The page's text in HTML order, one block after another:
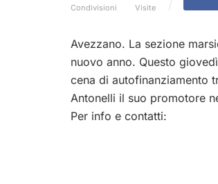
Condivisioni Visite
Avezzano. La sezione
nuovo anno. Questo
cena di autofinanziamento
Antonelli il suo promotore
Per info e contatti: